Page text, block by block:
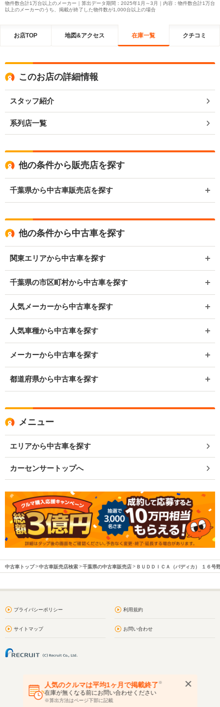
物件数合計1万台以上のメーカー｜算出データ期間：2025年1月～3月｜内容：物件数合計1万台
以上のメーカーのうち、掲載が終了した物件数が1,000台以上の場合
お店TOP 地図&アクセス 在庫一覧 クチコミ
このお店の詳細情報
スタッフ紹介
系列店一覧
他の条件から販売店を探す
千葉県から中古車販売店を探す
他の条件から中古車を探す
関東エリアから中古車を探す
千葉県の市区町村から中古車を探す
人気メーカーから中古車を探す
人気車種から中古車を探す
メーカーから中古車を探す
都道府県から中古車を探す
メニュー
エリアから中古車を探す
カーセンサートップへ
中古車トップ 中古車販売店検索 千葉県の中古車販売店 ＢＵＤＤＩＣＡ（バディカ） １６号
プライバシーポリシー 利用規約
サイトマップ お問い合わせ
人気のクルマは平均1ヶ月で掲載終了※
在庫が無くなる前にお問い合わせください
※算出方法はページ下部に記載